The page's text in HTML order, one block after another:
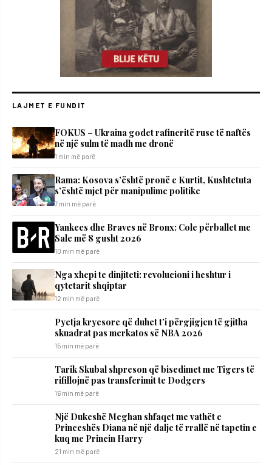
LAJMET E FUNDIT
FOKUS – Ukraina godet rafineritë ruse të naftës
në një sulm të madh me dronë
1 min më parë
​Rama: Kosova s’është pronë e Kurtit, Kushtetuta
s’është mjet për manipulime politike
7 min më parë
Yankees dhe Braves në Bronx: Cole përballet me
Sale më 8 gusht 2026
10 min më parë
Nga xhepi te dinjiteti: revolucioni i heshtur i
qytetarit shqiptar
12 min më parë
Pyetja kryesore që duhet t’i përgjigjen të gjitha
skuadrat pas merkatos së NBA 2026
15 min më parë
Tarik Skubal shpreson që bisedimet me Tigers të
rifillojnë pas transferimit te Dodgers
16 min më parë
Një Dukeshë Meghan shfaqet me vathët e
Princeshës Diana në një dalje të rrallë në tapetin e
kuq me Princin Harry
21 min më parë